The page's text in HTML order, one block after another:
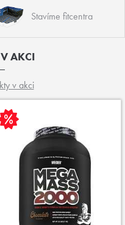
Stavíme fitcentra
AKCI
v akci